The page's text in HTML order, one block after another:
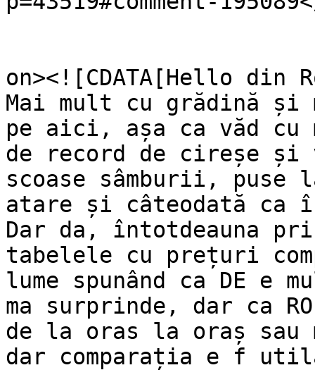
on><![CDATA[Hello din
Mai mult cu grădină
pe aici, așa ca văd cu
de record de cireșe
scoase sâmburii, puse
atare și câteodată ca
Dar da, întotdeauna
tabelele cu prețuri
lume spunând ca DE e
ma surprinde, dar ca
de la oras la oraș sau
dar comparația e f